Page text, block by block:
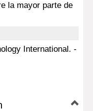
la mayor parte de
International. -